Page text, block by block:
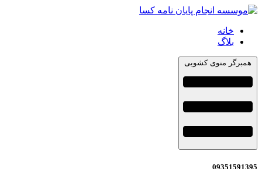
خانه
بلاگ
همبرگر منوی کشویی
09351591395